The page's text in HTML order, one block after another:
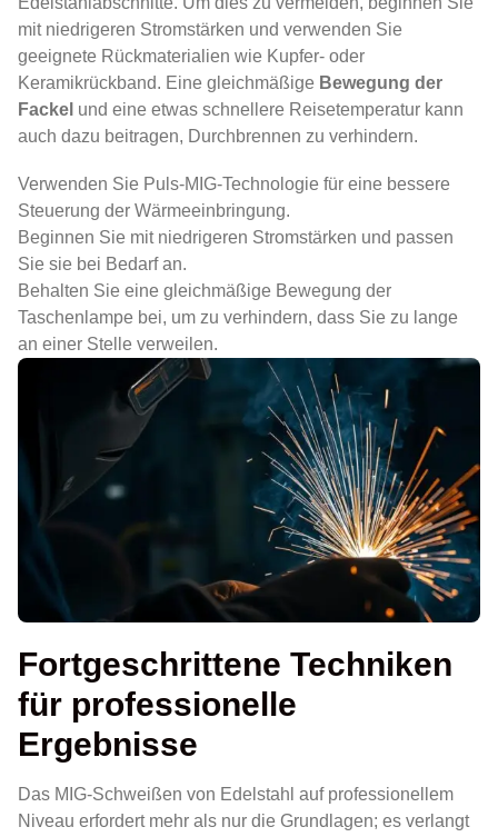
mit niedrigeren Stromstärken und verwenden Sie
geeignete Rückmaterialien wie Kupfer- oder
Keramikrückband. Eine gleichmäßige Bewegung der
Fackel und eine etwas schnellere Reisetemperatur kann
auch dazu beitragen, Durchbrennen zu verhindern.
Verwenden Sie Puls-MIG-Technologie für eine bessere
Steuerung der Wärmeeinbringung.
Beginnen Sie mit niedrigeren Stromstärken und passen
Sie sie bei Bedarf an.
Behalten Sie eine gleichmäßige Bewegung der
Taschenlampe bei, um zu verhindern, dass Sie zu lange
an einer Stelle verweilen.
Fortgeschrittene Techniken
für professionelle
Ergebnisse
Das MIG-Schweißen von Edelstahl auf professionellem
Niveau erfordert mehr als nur die Grundlagen; es verlangt